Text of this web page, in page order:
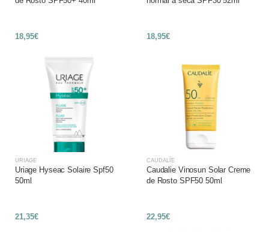
18,95€ 18,95€
URIAGE
Uriage Hyseac Solaire Spf50
50ml
21,35€
CAUDALÍE
Caudalie Vinosun Solar Creme
de Rosto SPF50 50ml
22,95€